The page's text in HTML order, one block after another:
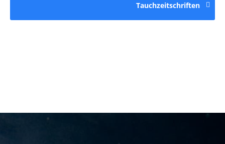
Tauchzeitschriften